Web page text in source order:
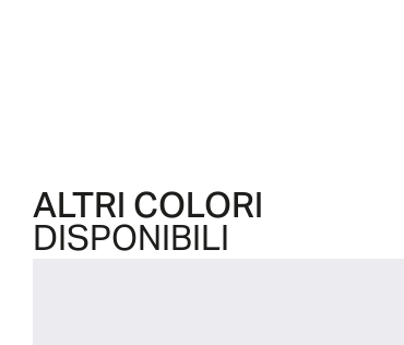
ALTRI COLORI
DISPONIBILI